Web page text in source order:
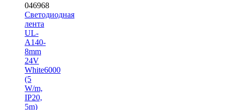
046968
Светодиодная
лента
UL-
A140-
8mm
24V
White6000
(5
W/m,
IP20,
5m)